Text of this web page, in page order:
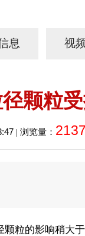
息 视
颗粒
| 浏览量：
粒的影响稍大